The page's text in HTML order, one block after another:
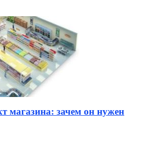
магазина: зачем он нужен